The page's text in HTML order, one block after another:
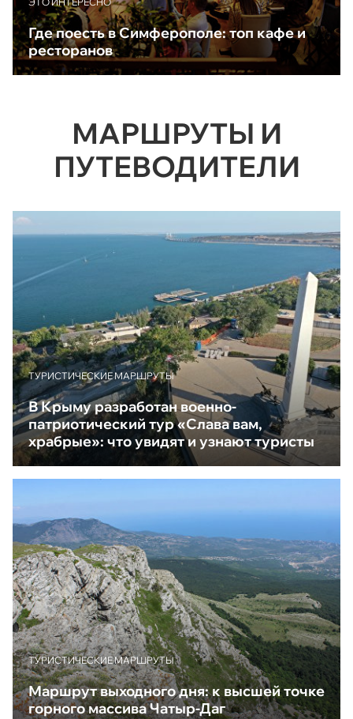
Где поесть в Симферополе: топ кафе и
ресторанов
МАРШРУТЫ И
ПУТЕВОДИТЕЛИ
ТУРИСТИЧЕСКИЕ МАРШРУТЫ
В Крыму разработан военно-
патриотический тур «Слава вам,
храбрые»: что увидят и узнают туристы
ТУРИСТИЧЕСКИЕ МАРШРУТЫ
Маршрут выходного дня: к высшей точке
горного массива Чатыр-Даг